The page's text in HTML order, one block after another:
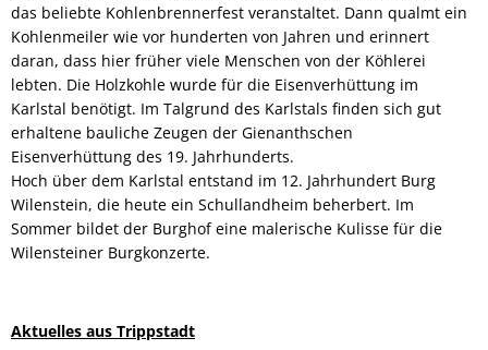
das beliebte Kohlenbrennerfest veranstaltet. Dann qualmt ein
Kohlenmeiler wie vor hunderten von Jahren und erinnert
daran, dass hier früher viele Menschen von der Köhlerei
lebten. Die Holzkohle wurde für die Eisenverhüttung im
Karlstal benötigt. Im Talgrund des Karlstals finden sich gut
erhaltene bauliche Zeugen der Gienanthschen
Eisenverhüttung des 19. Jahrhunderts.
Hoch über dem Karlstal entstand im 12. Jahrhundert Burg
Wilenstein, die heute ein Schullandheim beherbert. Im
Sommer bildet der Burghof eine malerische Kulisse für die
Wilensteiner Burgkonzerte.
Aktuelles aus Trippstadt